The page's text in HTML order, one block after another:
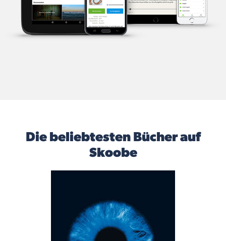
Die beliebtesten Bücher auf
Skoobe